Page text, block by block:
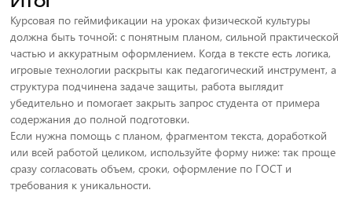
структуры, и реальную помощь с подготовкой. Поэтому страница
должна сочетать полезный SEO-контент, FAQ, план и понятный
путь к заявке.
Курсовая по геймификации на уроках физической культуры
должна быть точной: с понятным планом, сильной практической
частью и аккуратным оформлением. Когда в тексте есть логика,
игровые технологии раскрыты как педагогический инструмент, а
структура подчинена задаче защиты, работа выглядит
убедительно и помогает закрыть запрос студента от примера
содержания до полной подготовки.
Если нужна помощь с планом, фрагментом текста, доработкой
или всей работой целиком, используйте форму ниже: так проще
сразу согласовать объем, сроки, оформление по ГОСТ и
требования к уникальности.